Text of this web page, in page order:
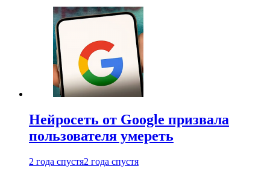
Нейросеть от Google призвала
пользователя умереть
2 года спустя2 года спустя